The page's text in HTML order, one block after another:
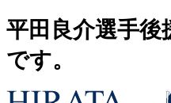
平田良介選手後
です。